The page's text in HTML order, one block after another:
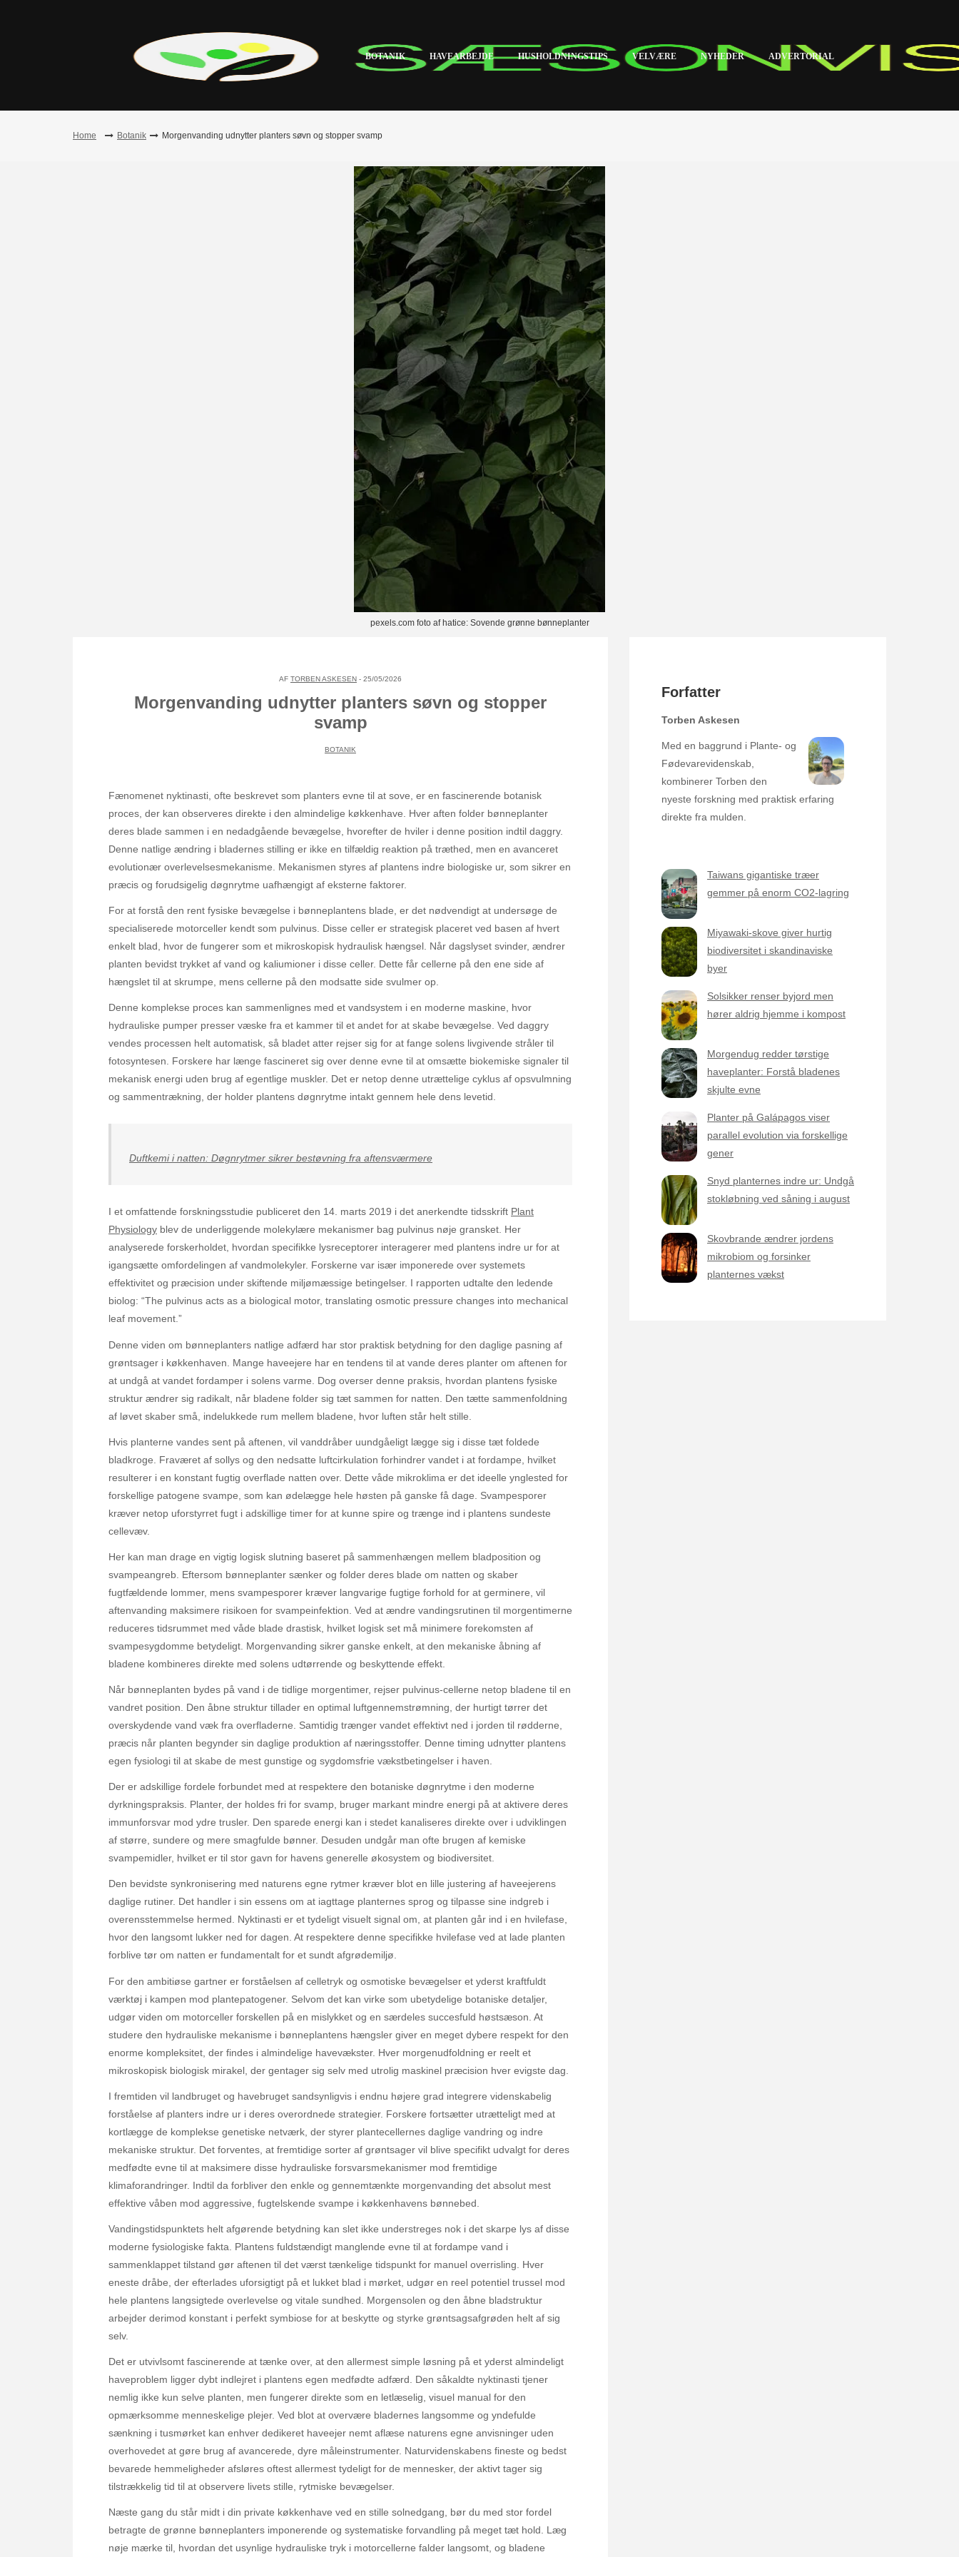
BOTANIK HAVEARBEJDE HUSHOLDNINGSTIPS VELVÆRE NYHEDER ADVERTORIAL
Home Botanik Morgenvanding udnytter planters søvn og stopper svamp
pexels.com foto af hatice: Sovende grønne bønneplanter
AF TORBEN ASKESEN - 25/05/2026
Morgenvanding udnytter planters søvn og stopper
svamp
BOTANIK
Fænomenet nyktinasti, ofte beskrevet som planters evne til at sove, er en fascinerende botanisk
proces, der kan observeres direkte i den almindelige køkkenhave. Hver aften folder bønneplanter
deres blade sammen i en nedadgående bevægelse, hvorefter de hviler i denne position indtil daggry.
Denne natlige ændring i bladernes stilling er ikke en tilfældig reaktion på træthed, men en avanceret
evolutionær overlevelsesmekanisme. Mekanismen styres af plantens indre biologiske ur, som sikrer en
præcis og forudsigelig døgnrytme uafhængigt af eksterne faktorer.
For at forstå den rent fysiske bevægelse i bønneplantens blade, er det nødvendigt at undersøge de
specialiserede motorceller kendt som pulvinus. Disse celler er strategisk placeret ved basen af hvert
enkelt blad, hvor de fungerer som et mikroskopisk hydraulisk hængsel. Når dagslyset svinder, ændrer
planten bevidst trykket af vand og kaliumioner i disse celler. Dette får cellerne på den ene side af
hængslet til at skrumpe, mens cellerne på den modsatte side svulmer op.
Denne komplekse proces kan sammenlignes med et vandsystem i en moderne maskine, hvor
hydrauliske pumper presser væske fra et kammer til et andet for at skabe bevægelse. Ved daggry
vendes processen helt automatisk, så bladet atter rejser sig for at fange solens livgivende stråler til
fotosyntesen. Forskere har længe fascineret sig over denne evne til at omsætte biokemiske signaler til
mekanisk energi uden brug af egentlige muskler. Det er netop denne utrættelige cyklus af opsvulmning
og sammentrækning, der holder plantens døgnrytme intakt gennem hele dens levetid.
Duftkemi i natten: Døgnrytmer sikrer bestøvning fra aftensværmere
I et omfattende forskningsstudie publiceret den 14. marts 2019 i det anerkendte tidsskrift Plant
Physiology blev de underliggende molekylære mekanismer bag pulvinus nøje gransket. Her
analyserede forskerholdet, hvordan specifikke lysreceptorer interagerer med plantens indre ur for at
igangsætte omfordelingen af vandmolekyler. Forskerne var især imponerede over systemets
effektivitet og præcision under skiftende miljømæssige betingelser. I rapporten udtalte den ledende
biolog: “The pulvinus acts as a biological motor, translating osmotic pressure changes into mechanical
leaf movement.”
Denne viden om bønneplanters natlige adfærd har stor praktisk betydning for den daglige pasning af
grøntsager i køkkenhaven. Mange haveejere har en tendens til at vande deres planter om aftenen for
at undgå at vandet fordamper i solens varme. Dog overser denne praksis, hvordan plantens fysiske
struktur ændrer sig radikalt, når bladene folder sig tæt sammen for natten. Den tætte sammenfoldning
af løvet skaber små, indelukkede rum mellem bladene, hvor luften står helt stille.
Hvis planterne vandes sent på aftenen, vil vanddråber uundgåeligt lægge sig i disse tæt foldede
bladkroge. Fraværet af sollys og den nedsatte luftcirkulation forhindrer vandet i at fordampe, hvilket
resulterer i en konstant fugtig overflade natten over. Dette våde mikroklima er det ideelle ynglested for
forskellige patogene svampe, som kan ødelægge hele høsten på ganske få dage. Svampesporer
kræver netop uforstyrret fugt i adskillige timer for at kunne spire og trænge ind i plantens sundeste
cellevæv.
Her kan man drage en vigtig logisk slutning baseret på sammenhængen mellem bladposition og
svampeangreb. Eftersom bønneplanter sænker og folder deres blade om natten og skaber
fugtfældende lommer, mens svampesporer kræver langvarige fugtige forhold for at germinere, vil
aftenvanding maksimere risikoen for svampeinfektion. Ved at ændre vandingsrutinen til morgentimerne
reduceres tidsrummet med våde blade drastisk, hvilket logisk set må minimere forekomsten af
svampesygdomme betydeligt. Morgenvanding sikrer ganske enkelt, at den mekaniske åbning af
bladene kombineres direkte med solens udtørrende og beskyttende effekt.
Når bønneplanten bydes på vand i de tidlige morgentimer, rejser pulvinus-cellerne netop bladene til en
vandret position. Den åbne struktur tillader en optimal luftgennemstrømning, der hurtigt tørrer det
overskydende vand væk fra overfladerne. Samtidig trænger vandet effektivt ned i jorden til rødderne,
præcis når planten begynder sin daglige produktion af næringsstoffer. Denne timing udnytter plantens
egen fysiologi til at skabe de mest gunstige og sygdomsfrie vækstbetingelser i haven.
Der er adskillige fordele forbundet med at respektere den botaniske døgnrytme i den moderne
dyrkningspraksis. Planter, der holdes fri for svamp, bruger markant mindre energi på at aktivere deres
immunforsvar mod ydre trusler. Den sparede energi kan i stedet kanaliseres direkte over i udviklingen
af større, sundere og mere smagfulde bønner. Desuden undgår man ofte brugen af kemiske
svampemidler, hvilket er til stor gavn for havens generelle økosystem og biodiversitet.
Den bevidste synkronisering med naturens egne rytmer kræver blot en lille justering af haveejerens
daglige rutiner. Det handler i sin essens om at iagttage planternes sprog og tilpasse sine indgreb i
overensstemmelse hermed. Nyktinasti er et tydeligt visuelt signal om, at planten går ind i en hvilefase,
hvor den langsomt lukker ned for dagen. At respektere denne specifikke hvilefase ved at lade planten
forblive tør om natten er fundamentalt for et sundt afgrødemiljø.
For den ambitiøse gartner er forståelsen af celletryk og osmotiske bevægelser et yderst kraftfuldt
værktøj i kampen mod plantepatogener. Selvom det kan virke som ubetydelige botaniske detaljer,
udgør viden om motorceller forskellen på en mislykket og en særdeles succesfuld høstsæson. At
studere den hydrauliske mekanisme i bønneplantens hængsler giver en meget dybere respekt for den
enorme kompleksitet, der findes i almindelige havevækster. Hver morgenudfoldning er reelt et
mikroskopisk biologisk mirakel, der gentager sig selv med utrolig maskinel præcision hver evigste dag.
I fremtiden vil landbruget og havebruget sandsynligvis i endnu højere grad integrere videnskabelig
forståelse af planters indre ur i deres overordnede strategier. Forskere fortsætter utrætteligt med at
kortlægge de komplekse genetiske netværk, der styrer plantecellernes daglige vandring og indre
mekaniske struktur. Det forventes, at fremtidige sorter af grøntsager vil blive specifikt udvalgt for deres
medfødte evne til at maksimere disse hydrauliske forsvarsmekanismer mod fremtidige
klimaforandringer. Indtil da forbliver den enkle og gennemtænkte morgenvanding det absolut mest
effektive våben mod aggressive, fugtelskende svampe i køkkenhavens bønnebed.
Vandingstidspunktets helt afgørende betydning kan slet ikke understreges nok i det skarpe lys af disse
moderne fysiologiske fakta. Plantens fuldstændigt manglende evne til at fordampe vand i
sammenklappet tilstand gør aftenen til det værst tænkelige tidspunkt for manuel overrisling. Hver
eneste dråbe, der efterlades uforsigtigt på et lukket blad i mørket, udgør en reel potentiel trussel mod
hele plantens langsigtede overlevelse og vitale sundhed. Morgensolen og den åbne bladstruktur
arbejder derimod konstant i perfekt symbiose for at beskytte og styrke grøntsagsafgrøden helt af sig
selv.
Det er utvivlsomt fascinerende at tænke over, at den allermest simple løsning på et yderst almindeligt
haveproblem ligger dybt indlejret i plantens egen medfødte adfærd. Den såkaldte nyktinasti tjener
nemlig ikke kun selve planten, men fungerer direkte som en letlæselig, visuel manual for den
opmærksomme menneskelige plejer. Ved blot at overvære bladernes langsomme og yndefulde
sænkning i tusmørket kan enhver dedikeret haveejer nemt aflæse naturens egne anvisninger uden
overhovedet at gøre brug af avancerede, dyre måleinstrumenter. Naturvidenskabens fineste og bedst
bevarede hemmeligheder afsløres oftest allermest tydeligt for de mennesker, der aktivt tager sig
tilstrækkelig tid til at observere livets stille, rytmiske bevægelser.
Næste gang du står midt i din private køkkenhave ved en stille solnedgang, bør du med stor fordel
betragte de grønne bønneplanters imponerende og systematiske forvandling på meget tæt hold. Læg
nøje mærke til, hvordan det usynlige hydrauliske tryk i motorcellerne falder langsomt, og bladene
Forfatter
Torben Askesen
Med en baggrund i Plante- og
Fødevarevidenskab,
kombinerer Torben den
nyeste forskning med praktisk erfaring
direkte fra mulden.
Taiwans gigantiske træer
gemmer på enorm CO2-lagring
Miyawaki-skove giver hurtig
biodiversitet i skandinaviske
byer
Solsikker renser byjord men
hører aldrig hjemme i kompost
Morgendug redder tørstige
haveplanter: Forstå bladenes
skjulte evne
Planter på Galápagos viser
parallel evolution via forskellige
gener
Snyd planternes indre ur: Undgå
stokløbning ved såning i august
Skovbrande ændrer jordens
mikrobiom og forsinker
planternes vækst